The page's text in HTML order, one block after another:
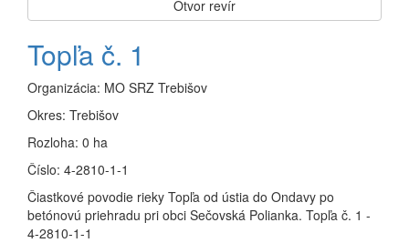
Otvor revír
Topľa č. 1
Organizácia: MO SRZ Trebišov
Okres: Trebišov
Rozloha: 0 ha
Číslo: 4-2810-1-1
Čiastkové povodie rieky Topľa od ústia do Ondavy po
betónovú priehradu pri obci Sečovská Polianka. Topľa č. 1 -
4-2810-1-1